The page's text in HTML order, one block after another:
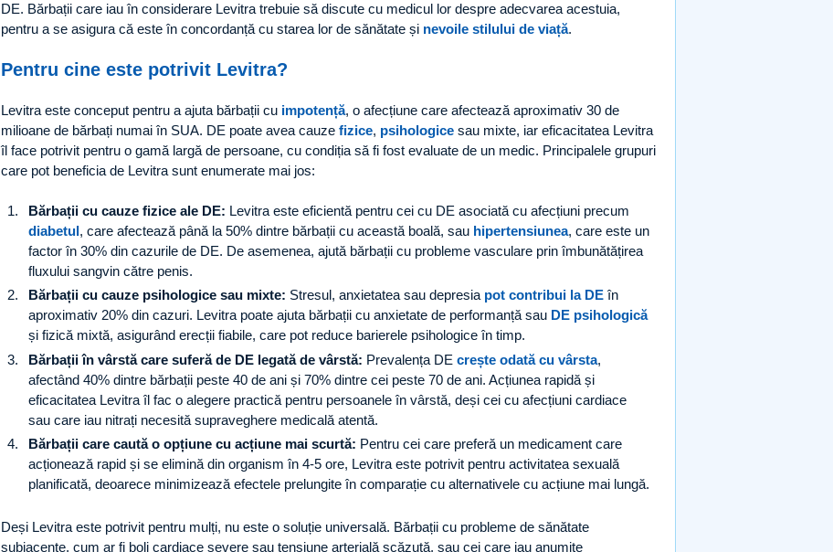
DE. Bărbații care iau în considerare Levitra trebuie să discute cu medicul lor despre adecvarea acestuia,
pentru a se asigura că este în concordanță cu starea lor de sănătate și nevoile stilului de viață.
Pentru cine este potrivit Levitra?
Levitra este conceput pentru a ajuta bărbații cu impotență, o afecțiune care afectează aproximativ 30 de
milioane de bărbați numai în SUA. DE poate avea cauze fizice, psihologice sau mixte, iar eficacitatea Levitra
îl face potrivit pentru o gamă largă de persoane, cu condiția să fi fost evaluate de un medic. Principalele grupuri
care pot beneficia de Levitra sunt enumerate mai jos:
Bărbații cu cauze fizice ale DE: Levitra este eficientă pentru cei cu DE asociată cu afecțiuni precum
diabetul, care afectează până la 50% dintre bărbații cu această boală, sau hipertensiunea, care este un
factor în 30% din cazurile de DE. De asemenea, ajută bărbații cu probleme vasculare prin îmbunătățirea
fluxului sangvin către penis.
Bărbații cu cauze psihologice sau mixte: Stresul, anxietatea sau depresia pot contribui la DEîn
aproximativ 20% din cazuri. Levitra poate ajuta bărbații cu anxietate de performanță sau DE psihologică
și fizică mixtă, asigurând erecții fiabile, care pot reduce barierele psihologice în timp.
Bărbații în vârstă care suferă de DE legată de vârstă: Prevalența DE crește odată cu vârsta,
afectând 40% dintre bărbații peste 40 de ani și 70% dintre cei peste 70 de ani. Acțiunea rapidă și
eficacitatea Levitra îl fac o alegere practică pentru persoanele în vârstă, deși cei cu afecțiuni cardiace
sau care iau nitrați necesită supraveghere medicală atentă.
Bărbații care caută o opțiune cu acțiune mai scurtă: Pentru cei care preferă un medicament care
acționează rapid și se elimină din organism în 4-5 ore, Levitra este potrivit pentru activitatea sexuală
planificată, deoarece minimizează efectele prelungite în comparație cu alternativele cu acțiune mai lungă.
Deși Levitra este potrivit pentru mulți, nu este o soluție universală. Bărbații cu probleme de sănătate
subiacente, cum ar fi boli cardiace severe sau tensiune arterială scăzută, sau cei care iau anumite